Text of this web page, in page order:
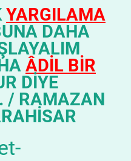
YARGILAMA
DAHA
ÂDİL BİR
DİYE
/ RAMAZAN